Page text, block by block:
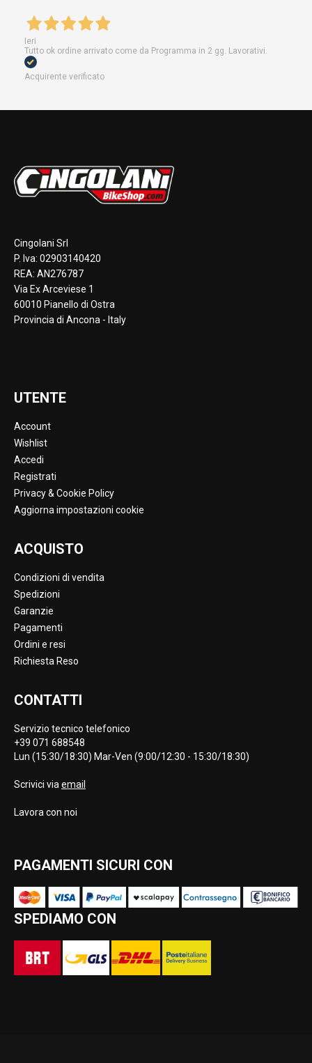
Ieri
Tutto ok ordine arrivato come da Programma in 2 gg. Lavorativi.
Acquirente verificato
Cingolani Srl
P. Iva: 02903140420
REA: AN276787
Via Ex Arceviese 1
60010 Pianello di Ostra
Provincia di Ancona - Italy
UTENTE
Account
Wishlist
Accedi
Registrati
Privacy & Cookie Policy
Aggiorna impostazioni cookie
ACQUISTO
Condizioni di vendita
Spedizioni
Garanzie
Pagamenti
Ordini e resi
Richiesta Reso
CONTATTI
Servizio tecnico telefonico
+39 071 688548
Lun (15:30/18:30) Mar-Ven (9:00/12:30 - 15:30/18:30)
Scrivici via email
Lavora con noi
PAGAMENTI SICURI CON
SPEDIAMO CON